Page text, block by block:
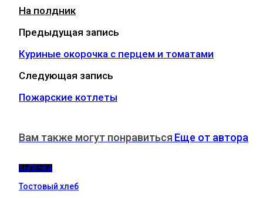
На полдник
Предыдущая запись
Куриные окорочка с перцем и томатами
Следующая запись
Пожарские котлеты
Вам также могут понравиться Еще от автора
ВЫПЕЧКА
Тостовый хлеб